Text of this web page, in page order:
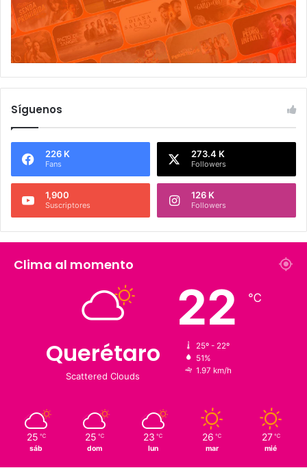
Síguenos
226 K
Fans
273.4 K
Followers
1,900
Suscriptores
126 K
Followers
Clima al momento
Querétaro
Scattered Clouds
22 ℃
25º - 22º
51%
1.97 km/h
25 ℃
sáb
25 ℃
dom
23 ℃
lun
26 ℃
mar
27 ℃
mié